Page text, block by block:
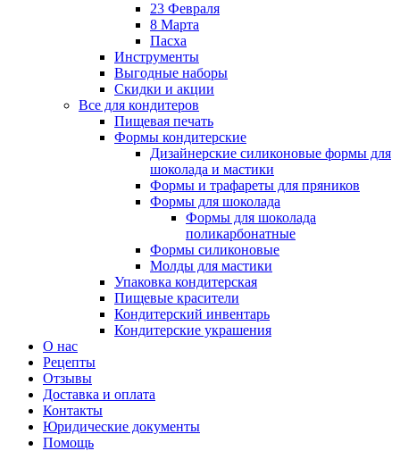
23 Февраля
8 Марта
Пасха
Инструменты
Выгодные наборы
Скидки и акции
Все для кондитеров
Пищевая печать
Формы кондитерские
Дизайнерские силиконовые формы для
шоколада и мастики
Формы и трафареты для пряников
Формы для шоколада
Формы для шоколада
поликарбонатные
Формы силиконовые
Молды для мастики
Упаковка кондитерская
Пищевые красители
Кондитерский инвентарь
Кондитерские украшения
О нас
Рецепты
Отзывы
Доставка и оплата
Контакты
Юридические документы
Помощь